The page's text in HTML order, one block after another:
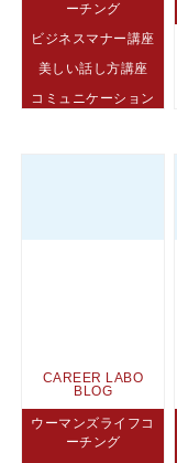
ーチング
ビジネスマナー講座
美しい話し方講座
コミュニケーション
CAREER LABO
BLOG
ウーマンズライフコ
ーチング